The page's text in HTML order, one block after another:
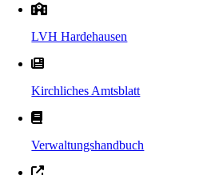
LVH Hardehausen
Kirchliches Amtsblatt
Verwaltungshandbuch